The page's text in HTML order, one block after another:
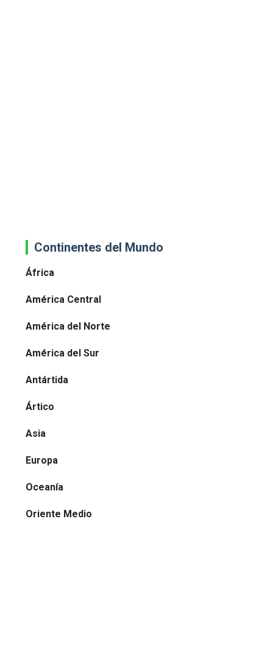
Continentes del Mundo
África
América Central
América del Norte
América del Sur
Antártida
Ártico
Asia
Europa
Oceanía
Oriente Medio